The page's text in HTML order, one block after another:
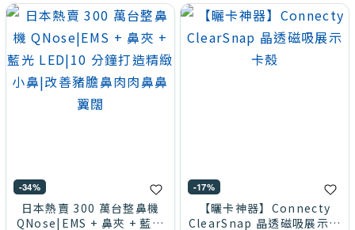
-34%
日本熱賣 300 萬台整鼻機
QNose|EMS + 鼻夾 + 藍光
-17%
【曬卡神器】Connecty
ClearSnap 晶透磁吸展示卡